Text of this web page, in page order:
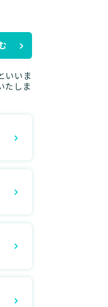
いいま
たしま